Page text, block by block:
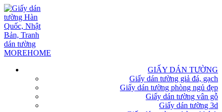
GIẤY DÁN TƯỜNG
Giấy dán tường giả đá, gạch
Giấy dán tường phòng ngủ đẹp
Giấy dán tường vân gỗ
Giấy dán tường 3d